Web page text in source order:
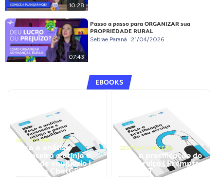
10:28
07:43
Passo a passo para ORGANIZAR sua
PROPRIEDADE RURAL
Sebrae Paraná 21/04/2026
EBOOKS
GESTÃO FINANCEIRA
Faça a análise
financeira e atinja o
ponto de equilíbrio |
Prompts ChatGPT
GESTÃO FINANCEIRA
Faça a precificação do
seu serviço | Prompts
ChatGPT